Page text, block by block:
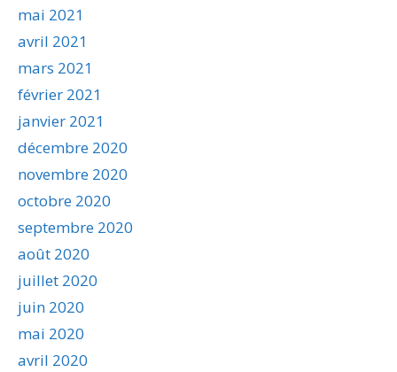
mai 2021
avril 2021
mars 2021
février 2021
janvier 2021
décembre 2020
novembre 2020
octobre 2020
septembre 2020
août 2020
juillet 2020
juin 2020
mai 2020
avril 2020